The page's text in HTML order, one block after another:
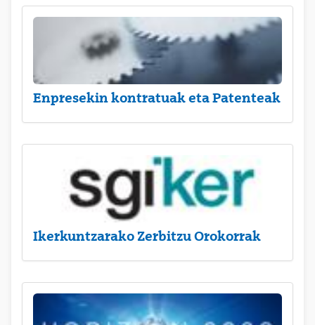
Enpresekin kontratuak eta Patenteak
Ikerkuntzarako Zerbitzu Orokorrak